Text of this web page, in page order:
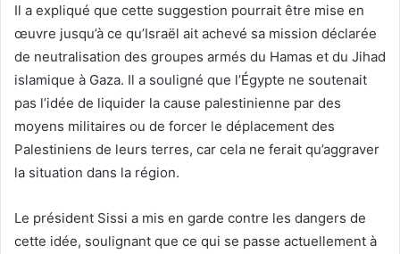
Il a expliqué que cette suggestion pourrait être mise en
œuvre jusqu’à ce qu’Israël ait achevé sa mission déclarée
de neutralisation des groupes armés du Hamas et du Jihad
islamique à Gaza. Il a souligné que l’Égypte ne soutenait
pas l’idée de liquider la cause palestinienne par des
moyens militaires ou de forcer le déplacement des
Palestiniens de leurs terres, car cela ne ferait qu’aggraver
la situation dans la région.
Le président Sissi a mis en garde contre les dangers de
cette idée, soulignant que ce qui se passe actuellement à